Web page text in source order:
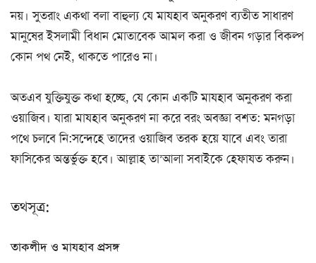
নয়। সুতরাং একথা বলা বাহুল্য যে মাযহাব অনুকরণ ব্যতীত সাধারণ
মানুষের ইসলামী বিধান মোতাবেক আমল করা ও জীবন গড়ার বিকল্প
কোন পথ নেই, থাকতে পারেও না।
অতএব যুক্তিযুক্ত কথা হচ্ছে, যে কোন একটি মাযহাব অনুকরণ করা
ওয়াজিব। যারা মাযহাব অনুকরণ না করে বরং অবজ্ঞা বশত: মনগড়া
পথে চলবে নি:সন্দেহে তাদের ওয়াজিব তরক হয়ে যাবে এবং তারা
ফাসিকের অন্তর্ভুক্ত হবে। আল্লাহ তা’আলা সবাইকে হেফাযত করুন।
তথসূত্র:
তাকলীদ ও মাযহাব প্রসঙ্গ